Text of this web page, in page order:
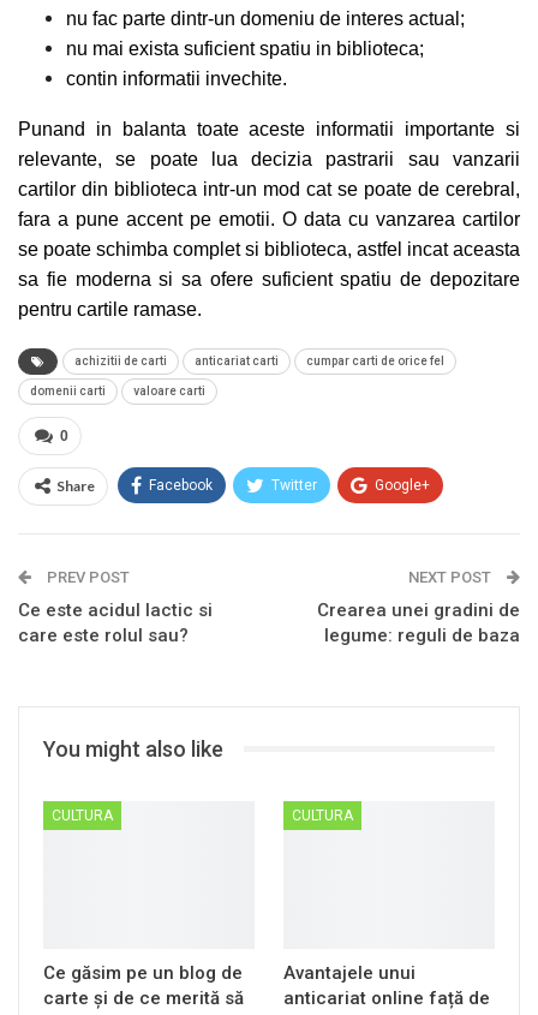
nu fac parte dintr-un domeniu de interes actual;
nu mai exista suficient spatiu in biblioteca;
contin informatii invechite.
Punand in balanta toate aceste informatii importante si
relevante, se poate lua decizia pastrarii sau vanzarii
cartilor din biblioteca intr-un mod cat se poate de cerebral,
fara a pune accent pe emotii. O data cu vanzarea cartilor
se poate schimba complet si biblioteca, astfel incat aceasta
sa fie moderna si sa ofere suficient spatiu de depozitare
pentru cartile ramase.
achizitii de carti anticariat carti cumpar carti de orice fel
domenii carti valoare carti
0
Share Facebook Twitter Google+
Email
PREV POST
Ce este acidul lactic si
care este rolul sau?
NEXT POST
Crearea unei gradini de
legume: reguli de baza
You might also like
CULTURA
Ce găsim pe un blog de
carte și de ce merită să
CULTURA
Avantajele unui
anticariat online față de